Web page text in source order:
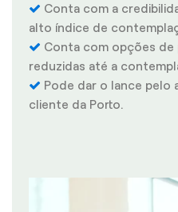
Conta com a
alto índice de
Conta com opções de
reduzidas até a
Pode dar o lance pelo
cliente da Porto.